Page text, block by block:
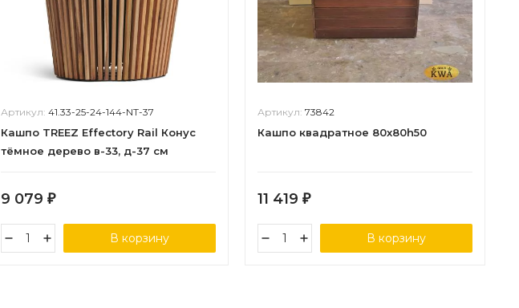
Артикул: 41.33-25-24-144-NT-37
Кашпо TREEZ Effectory Rail Конус
тёмное дерево в-33, д-37 см
9 079 ₽
В корзину
Артикул: 73842
Кашпо квадратное 80х80h50
11 419 ₽
В корзину